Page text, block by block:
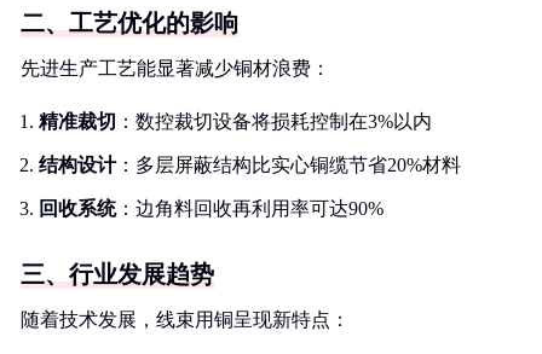
二、工艺优化的影响
先进生产工艺能显著减少铜材浪费：
精准裁切 ：数控裁切设备将损耗控制在3%以内
结构设计：多层屏蔽结构比实心铜缆节省20%材料
回收系统：边角料回收再利用率可达90%
三、行业发展趋势
随着技术发展，线束用铜呈现新特点：